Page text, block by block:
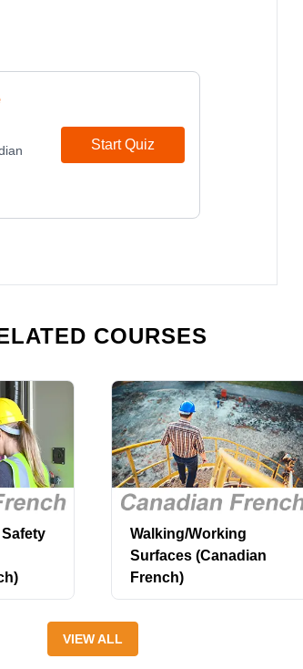
Start Quiz
COURSES
Walking/Working
Surfaces (Canadian
French)
VIEW ALL